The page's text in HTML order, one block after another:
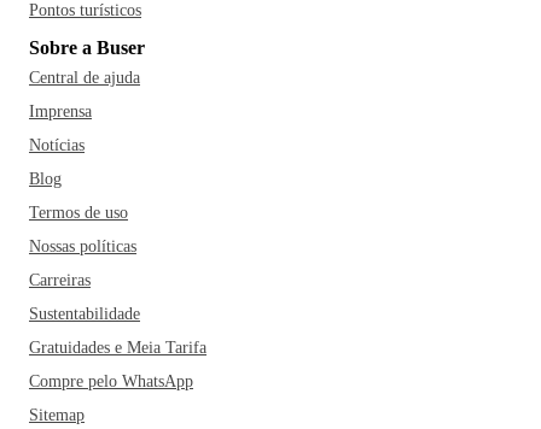
Pontos turísticos
Sobre a Buser
Central de ajuda
Imprensa
Notícias
Blog
Termos de uso
Nossas políticas
Carreiras
Sustentabilidade
Gratuidades e Meia Tarifa
Compre pelo WhatsApp
Sitemap